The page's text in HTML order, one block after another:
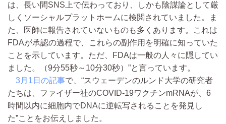
は、長い間SNS上で伝わっており、しかも陰謀論として厳
しくソーシャルプラットホームに検閲されていました。ま
た、医師に報告されていないものも多くあります。これは
FDAが承認の過程で、これらの副作用を明確に知っていた
ことを示しています。ただ、FDAは一般の人々に隠してい
ました。（9分55秒～10分30秒）”と言っています。
3月1日の記事で、“スウェーデンのルンド大学の研究者
たちは、ファイザー社のCOVID-19ワクチンmRNAが、6
時間以内に細胞内でDNAに逆転写されることを発見し
た”ことをお伝えしました。